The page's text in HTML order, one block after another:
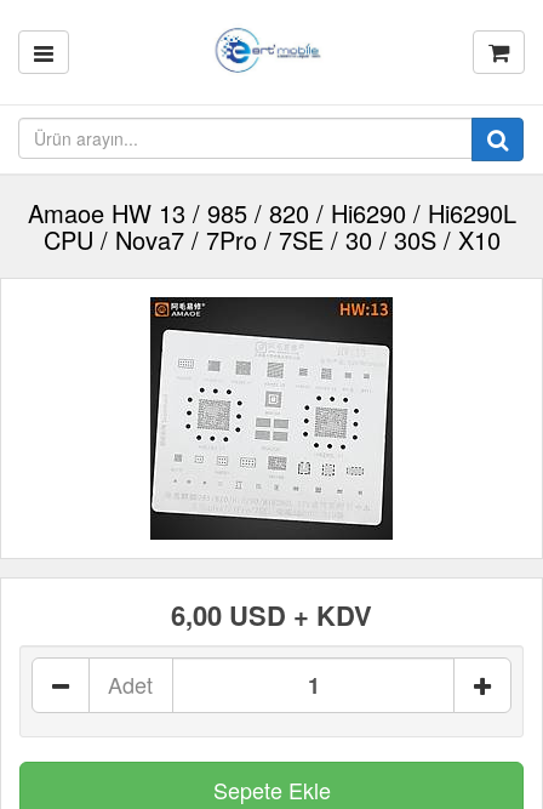
Amaoe HW 13 / 985 / 820 / Hi6290 / Hi6290L
CPU / Nova7 / 7Pro / 7SE / 30 / 30S / X10
6,00 USD + KDV
Adet